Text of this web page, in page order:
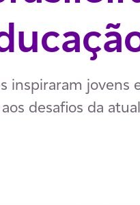
jovens
desafios da